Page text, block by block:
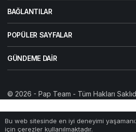
Bu web sitesinde en iyi deneyimi
için çerezler kullanılmaktadır.
BAĞLANTILAR
POPÜLER SAYFALAR
GÜNDEME DAIR
© 2026 - Pap Team - Tüm Hakları
Anasayfa Akış